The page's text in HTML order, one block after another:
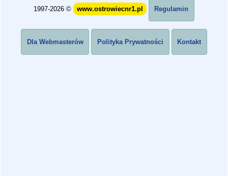
1997-2026 © www.ostrowiecnr1.pl Regulamin
Dla Webmasterów Polityka Prywatności Kontakt